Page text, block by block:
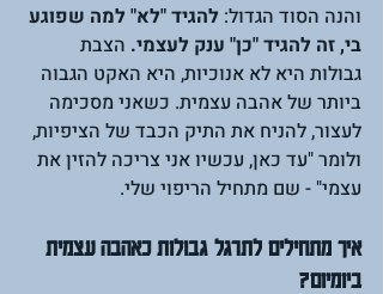
והנה הסוד הגדול: להגיד "לא" למה שפוגע
בי, זה להגיד "כן" ענק לעצמי. הצבת
גבולות היא לא אנוכיות, היא האקט הגבוה
ביותר של אהבה עצמית. כשאני מסכימה
לעצור, להניח את התיק הכבד של הציפיות,
ולומר "עד כאן, עכשיו אני צריכה להזין את
עצמי" - שם מתחיל הריפוי שלי.
איך מתחילים לתרגל גבולות כאהבה עצמית
ביומיום?